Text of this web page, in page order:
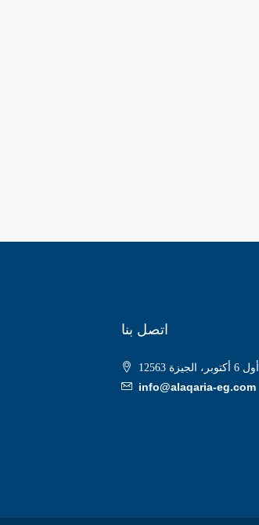
اتصل بنا
info@alaqaria-eg.com